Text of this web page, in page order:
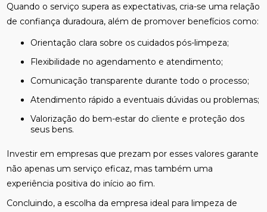
Quando o serviço supera as expectativas, cria-se uma relação
de confiança duradoura, além de promover benefícios como:
Orientação clara sobre os cuidados pós-limpeza;
Flexibilidade no agendamento e atendimento;
Comunicação transparente durante todo o processo;
Atendimento rápido a eventuais dúvidas ou problemas;
Valorização do bem-estar do cliente e proteção dos
seus bens.
Investir em empresas que prezam por esses valores garante
não apenas um serviço eficaz, mas também uma
experiência positiva do início ao fim.
Concluindo, a escolha da empresa ideal para limpeza de